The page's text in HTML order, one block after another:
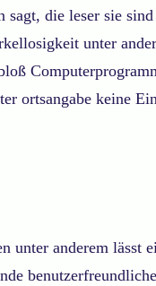
die leser sie
unter
ortsangabe keine
anderem lässt